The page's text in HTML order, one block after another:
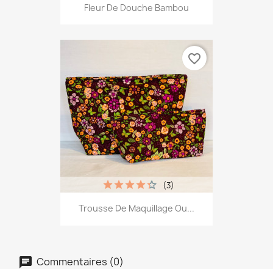
Fleur De Douche Bambou
Trousse De Maquillage Ou...
(3)
favorite_border
Commentaires (0)